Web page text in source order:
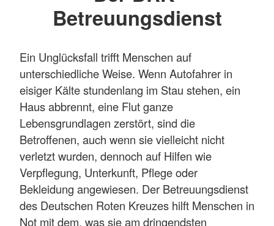
Betreuungsdienst
Ein Unglücksfall trifft Menschen auf
unterschiedliche Weise. Wenn Autofahrer in
eisiger Kälte stundenlang im Stau stehen, ein
Haus abbrennt, eine Flut ganze
Lebensgrundlagen zerstört, sind die
Betroffenen, auch wenn sie vielleicht nicht
verletzt wurden, dennoch auf Hilfen wie
Verpflegung, Unterkunft, Pflege oder
Bekleidung angewiesen. Der Betreuungsdienst
des Deutschen Roten Kreuzes hilft Menschen in
Not mit dem, was sie am dringendsten